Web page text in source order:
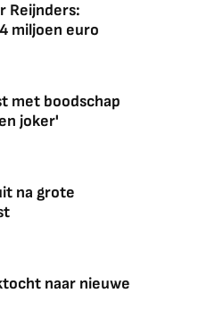
Reijnders:
miljoen euro
met boodschap
joker'
na grote
naar nieuwe